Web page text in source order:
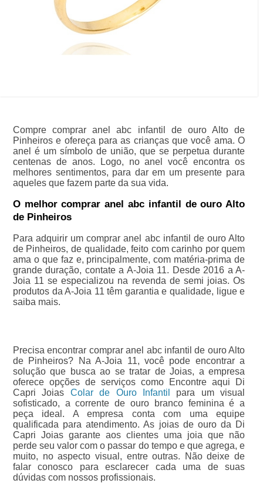
Compre comprar anel abc infantil de ouro Alto de
Pinheiros e ofereça para as crianças que você ama. O
anel é um símbolo de união, que se perpetua durante
centenas de anos. Logo, no anel você encontra os
melhores sentimentos, para dar em um presente para
aqueles que fazem parte da sua vida.
O melhor comprar anel abc infantil de ouro Alto
de Pinheiros
Para adquirir um comprar anel abc infantil de ouro Alto
de Pinheiros, de qualidade, feito com carinho por quem
ama o que faz e, principalmente, com matéria-prima de
grande duração, contate a A-Joia 11. Desde 2016 a A-
Joia 11 se especializou na revenda de semi joias. Os
produtos da A-Joia 11 têm garantia e qualidade, ligue e
saiba mais.
Precisa encontrar comprar anel abc infantil de ouro Alto
de Pinheiros? Na A-Joia 11, você pode encontrar a
solução que busca ao se tratar de Joias, a empresa
oferece opções de serviços como Encontre aqui Di
Capri Joias Colar de Ouro Infantil
para um visual
sofisticado, a corrente de ouro branco feminina é a
peça ideal. A empresa conta com uma equipe
qualificada para atendimento. As joias de ouro da Di
Capri Joias garante aos clientes uma joia que não
perde seu valor com o passar do tempo e que agrega, e
muito, no aspecto visual, entre outras. Não deixe de
falar conosco para esclarecer cada uma de suas
dúvidas com nossos profissionais.